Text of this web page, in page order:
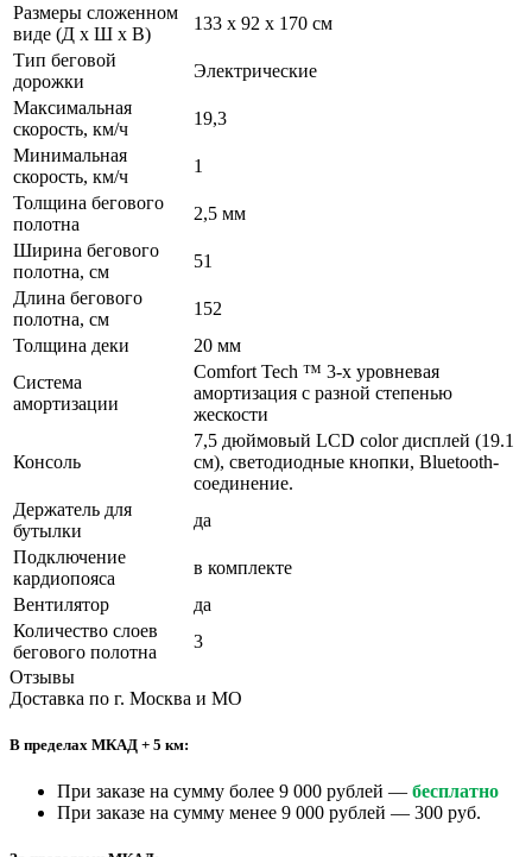
Размеры сложенном
виде (Д х Ш х В)
133 x 92 x 170 см
Тип беговой
дорожки
Электрические
Максимальная
скорость, км/ч
19,3
Минимальная
скорость, км/ч
1
Толщина бегового
полотна
2,5 мм
Ширина бегового
полотна, см
51
Длина бегового
полотна, см
152
Толщина деки
20 мм
Система
амортизации
Comfort Tech ™ 3-х уровневая
амортизация с разной степенью
жескости
Консоль
7,5 дюймовый LCD color дисплей (19.1
см), светодиодные кнопки, Bluetooth-
соединение.
Держатель для
бутылки
да
Подключение
кардиопояса
в комплекте
Вентилятор
да
Количество слоев
бегового полотна
3
Отзывы
Доставка по г. Москва и МО
В пределах МКАД + 5 км:
При заказе на сумму более 9 000 рублей — бесплатно
При заказе на сумму менее 9 000 рублей — 300 руб.